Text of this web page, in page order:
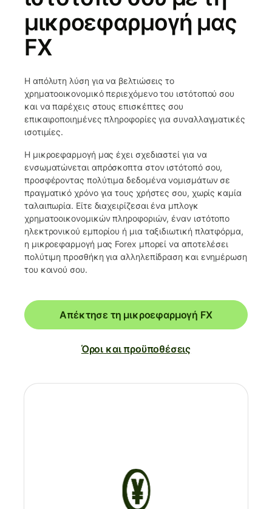
μικροεφαρμογή μας
FX
Η απόλυτη λύση για να βελτιώσεις το
χρηματοοικονομικό περιεχόμενο του ιστότοπού σου
και να παρέχεις στους επισκέπτες σου
επικαιροποιημένες πληροφορίες για συναλλαγματικές
ισοτιμίες.
Η μικροεφαρμογή μας έχει σχεδιαστεί για να
ενσωματώνεται απρόσκοπτα στον ιστότοπό σου,
προσφέροντας πολύτιμα δεδομένα νομισμάτων σε
πραγματικό χρόνο για τους χρήστες σου, χωρίς καμία
ταλαιπωρία. Είτε διαχειρίζεσαι ένα μπλογκ
χρηματοοικονομικών πληροφοριών, έναν ιστότοπο
ηλεκτρονικού εμπορίου ή μια ταξιδιωτική πλατφόρμα,
η μικροεφαρμογή μας Forex μπορεί να αποτελέσει
πολύτιμη προσθήκη για αλληλεπίδραση και ενημέρωση
του κοινού σου.
Απέκτησε τη μικροεφαρμογή FX
Όροι και προϋποθέσεις